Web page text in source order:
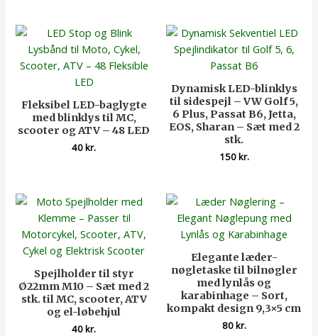
Fleksibel LED-baglygte
med blinklys til MC,
scooter og ATV – 48 LED
40kr.
Dynamisk LED-blinklys
til sidespejl – VW Golf 5,
6 Plus, Passat B6, Jetta,
EOS, Sharan – Sæt med 2
stk.
150kr.
Spejlholder til styr
Ø22mm M10 – Sæt med 2
stk. til MC, scooter, ATV
og el-løbehjul
40kr.
Elegante læder-
nøgletaske til bilnøgler
med lynlås og
karabinhage – Sort,
kompakt design 9,3×5 cm
80kr.